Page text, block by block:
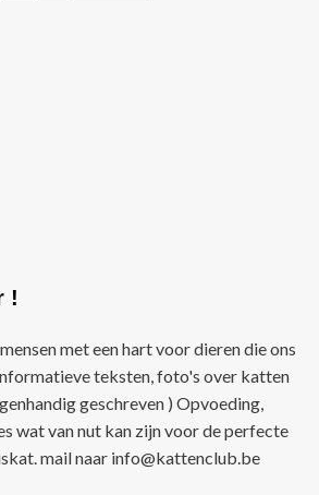
!
met een hart voor dieren die ons
teksten, foto's over katten
geschreven ) Opvoeding,
wat van nut kan zijn voor de perfecte
mail naar info@kattenclub.be